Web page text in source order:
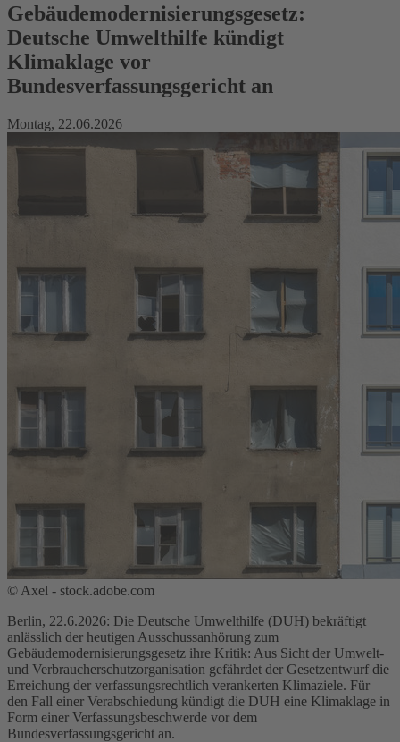
Gebäudemodernisierungsgesetz:
Deutsche Umwelthilfe kündigt
Klimaklage vor
Bundesverfassungsgericht an
Montag, 22.06.2026
© Axel - stock.adobe.com
Berlin, 22.6.2026: Die Deutsche Umwelthilfe (DUH) bekräftigt
anlässlich der heutigen Ausschussanhörung zum
Gebäudemodernisierungsgesetz ihre Kritik: Aus Sicht der Umwelt-
und Verbraucherschutzorganisation gefährdet der Gesetzentwurf die
Erreichung der verfassungsrechtlich verankerten Klimaziele. Für
den Fall einer Verabschiedung kündigt die DUH eine Klimaklage in
Form einer Verfassungsbeschwerde vor dem
Bundesverfassungsgericht an.